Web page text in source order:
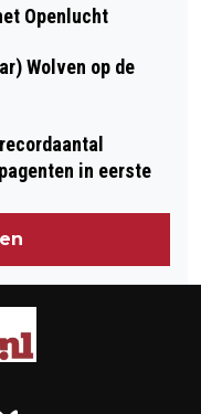
Openlucht
Wolven op de
in eerste